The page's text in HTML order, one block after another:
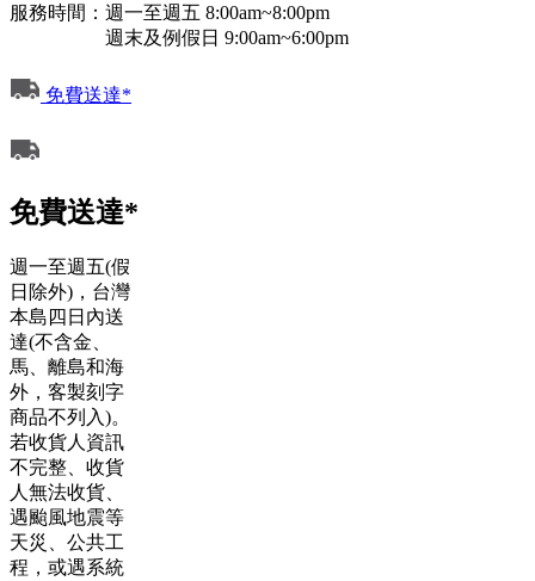
服務時間：週一至週五 8:00am~8:00pm
週末及例假日 9:00am~6:00pm
免費送達*
免費送達*
週一至週五(假
日除外)，台灣
本島四日內送
達(不含金、
馬、離島和海
外，客製刻字
商品不列入)。
若收貨人資訊
不完整、收貨
人無法收貨、
遇颱風地震等
天災、公共工
程，或遇系統